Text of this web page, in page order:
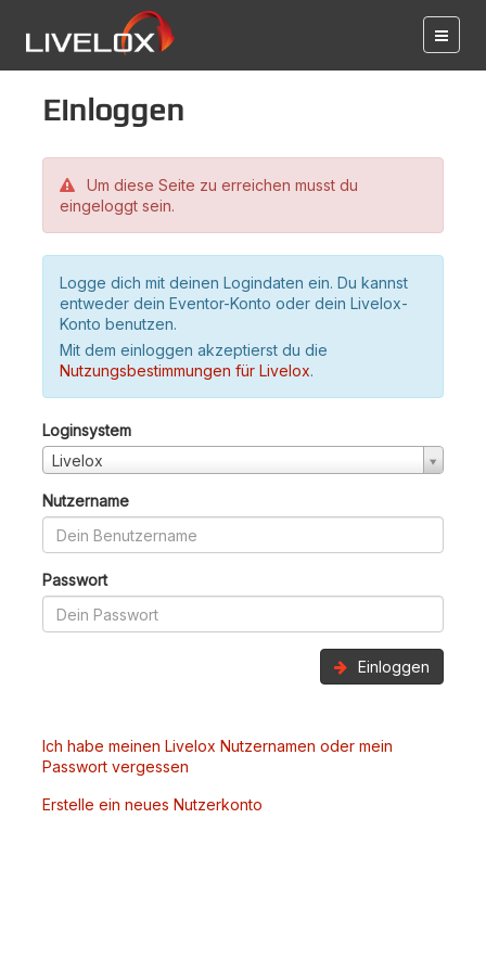
Einloggen
Um diese Seite zu erreichen musst du
eingeloggt sein.
Logge dich mit deinen Logindaten ein. Du kannst
entweder dein Eventor-Konto oder dein Livelox-
Konto benutzen.
Mit dem einloggen akzeptierst du die
Nutzungsbestimmungen für Livelox.
Loginsystem
Livelox
Nutzername
Passwort
Einloggen
Ich habe meinen Livelox Nutzernamen oder mein
Passwort vergessen
Erstelle ein neues Nutzerkonto